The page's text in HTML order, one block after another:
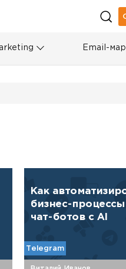
Email-
Как
бизнес-
чат-ботов с AI
Telegram